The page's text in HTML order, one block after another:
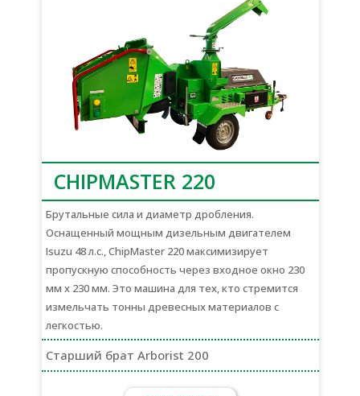
CHIPMASTER 220
Брутальные сила и диаметр дробления.
Оснащенный мощным дизельным двигателем
Isuzu 48 л.с., ChipMaster 220 максимизирует
пропускную способность через входное окно 230
мм х 230 мм. Это машина для тех, кто стремится
измельчать тонны древесных материалов с
легкостью.
Старший брат Arborist 200